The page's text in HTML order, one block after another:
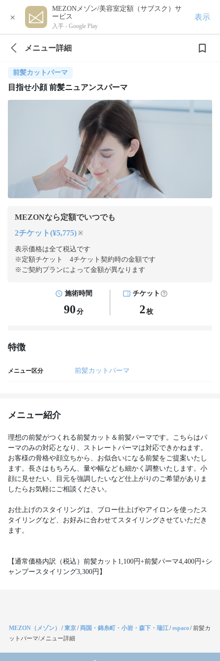
×
MEZONメゾン/美容室定額（サブスク）サ
ービス
入手 - Google Play
表示
メニュー詳細
前髪カットパーマ
目指せ小顔 前髪ニュアンスパーマ
MEZONなら定額でいつでも
2チケット(¥5,775) ※
表示価格は全て税込です
※定額チケット 4チケット契約時の金額です
※ご契約プランによって金額が異なります
施術時間
90 分
チケット
2 枚
特徴
メニュー区分 前髪カットパーマ
メニュー紹介
理想の前髪がつくれる前髪カット＆前髪パーマです。こちらはパ
ーマのみの対応となり、ストレートパーマは対応できかねます。
お客様の骨格や顔立ちから、お似合いになる前髪をご提案いたし
ます。長さはもちろん、量や幅なども細かく調整いたします。小
顔に見せたい、目元を強調したいなど仕上がりのご希望がありま
したらお気軽にご相談ください。
お仕上げのスタイリングは、ブロー仕上げやアイロンを使ったス
タイリングなど、お好みに合わせてスタイリングさせていただき
ます。
【通常価格内訳（税込）前髪カット1,100円+前髪パーマ4,400円+シ
ャンプースタイリング3,300円】
MEZON（メゾン） /東京/ 両国・錦糸町・小岩・森下・瑞江/espaco/前髪カ
ットパーマ/メニュー詳細